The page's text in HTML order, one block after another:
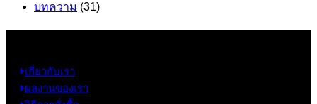
บทความ (31)
เกี่ยวกับเรา
ผลงานของเรา